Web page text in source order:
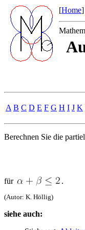
[Home
A B C D E F G H I J K
Berechnen Sie die
für .
(Autor: K. Höllig)
siehe auch: